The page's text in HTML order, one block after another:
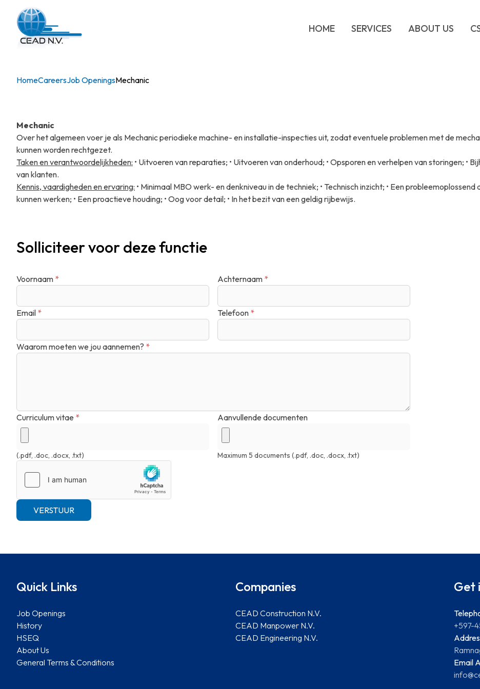
HOME
SERVICES
ABOUT US
General Terms
HomeCareersJob OpeningsMechanic
Mechanic
Over het algemeen voer je als Mechanic periodieke machine- en installatie-inspecties uit, zodat eventuele problemen met de
kunnen worden rechtgezet.
Taken en verantwoordelijkheden: • Uitvoeren van reparaties; • Uitvoeren van onderhoud; • Opsporen en verhelpen van storingen; •
van klanten.
Kennis, vaardigheden en ervaring: • Minimaal MBO werk- en denkniveau in de techniek; • Technisch inzicht; • Een
kunnen werken; • Een proactieve houding; • Oog voor detail; • In het bezit van een geldig rijbewijs.
Solliciteer voor deze functie
Voornaam * Achternaam *
Email * Telefoon *
Waarom moeten we jou aannemen? *
Curriculum vitae *
(.pdf, .doc, .docx, .txt)
Aanvullende documenten
Maximum 5 documents (.pdf, .doc, .docx, .txt)
VERSTUUR
Quick Links
Job Openings
History
HSEQ
About Us
General Terms & Conditions
Companies
CEAD Construction N.V.
CEAD Manpower N.V.
CEAD Engineering N.V.
Get
+597-
Email